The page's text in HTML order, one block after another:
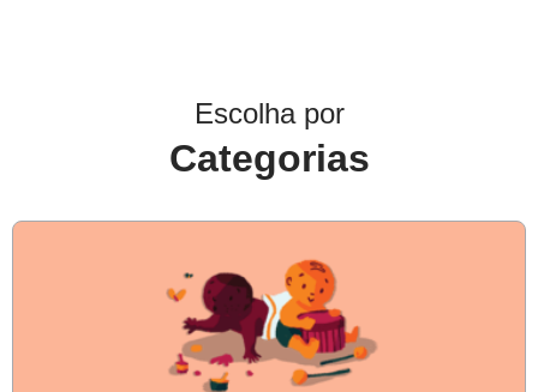
Escolha por
Categorias